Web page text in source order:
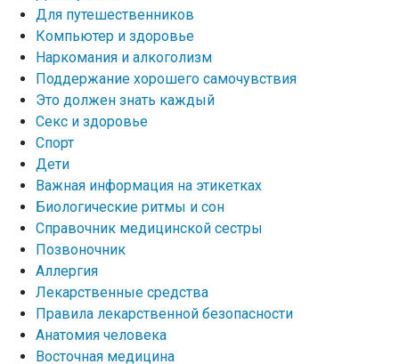
Для путешественников
Компьютер и здоровье
Наркомания и алкоголизм
Поддержание хорошего самочувствия
Это должен знать каждый
Секс и здоровье
Спорт
Дети
Важная информация на этикетках
Биологические ритмы и сон
Справочник медицинской сестры
Позвоночник
Аллергия
Лекарственные средства
Правила лекарственной безопасности
Aнатомия человека
Восточная медицина